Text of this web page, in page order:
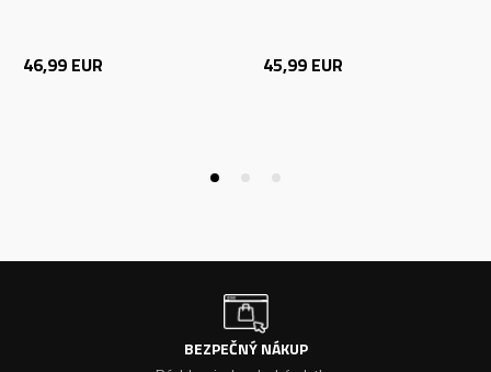
46,99 EUR 45,99 EUR
BEZPEČNÝ NÁKUP